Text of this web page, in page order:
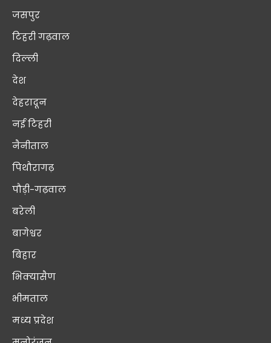
जसपुर
टिहरी गढ़वाल
दिल्ली
देश
देहरादून
नई टिहरी
नैनीताल
पिथौरागढ़
पौड़ी-गढ़वाल
बरेली
बागेश्वर
बिहार
भिक्यासैण
भीमताल
मध्य प्रदेश